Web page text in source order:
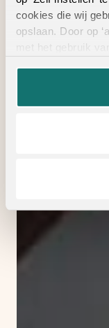
cookies die wij
opslaan. Door op